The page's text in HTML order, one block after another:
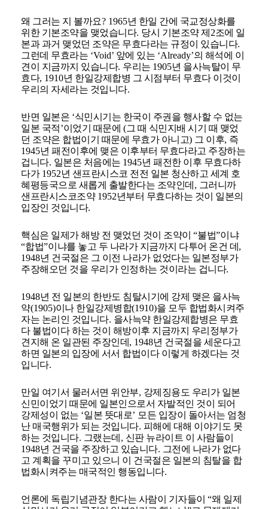
왜 그러는 지 볼까요? 1965년 한일 간에 국교정상화를
위한 기본조약을 맺었습니다. 당시 기본조약 제 2조에 일
본과 과거 맺었던 조약은 무효다라는 규정이 있습니다.
그런데 무효라는 ‘Void’ 앞에 있는 ‘Already’의 해석에 이
견이 지금까지 있습니다. 우리는 1905년 을사늑탈이 무
효다, 1910년 한일강제합병 그 시점부터 무효다 이것이
우리의 자세라는 것입니다.
반면 일본은 ‘식민시기는 한국이 주권을 행사할 수 없는
일본 국적’이었기 때문에 (그 때 식민지배 시기 때 맺었
던 조약은 합법이기 때문에 무효가 아니고) 그 이후, 즉
1945년 패전이후에 맺은 이후부터 무효다라고 주장하는
겁니다. 일본은 처음에는 1945년 패전한 이후 무효다하
다가 1952년 샌프란시스코 전전 일본 청산하고 세계 호
혜평등국으로 새롭게 출발한다는 조약인데 , 그러니까
샌프란시스코조약 1952년부터 무효다하는 것이 일본의
입장인 것입니다.
핵심은 일제가 해방 전 맺었던 것이 조약이“불법”이냐
“합법”이냐를 놓고 두 나라가 지금까지 다투어 온건 데 ,
1948년 건국절은 그 이전 나라가 없었다는 일본정부가
주장해오던 것을 우리가 인정하는 것이라는 겁니다.
1948년 전 일본의 한반도 침탈시기에 강제 맺은 을사늑
약(1905)이나 한일강제병합(1910)을 모두 합법화시켜주
자는 논리인 것입니다. 을사늑약 한일강제합병은 무효
다 불법이다 하는 것이 해방이후 지금까지 우리정부가
견지해 온 일관된 주장인데 , 1948년 건국절을 세운다고
하면 일본의 입장에 서서 합법이다 이렇게 하겠다는 것
입니다.
만일 여기서 물러서면 위안부, 강제징용도 우리가 일본
신민이었기 때문에 일본인으로서 자발적인 것이 되어
강제성이 없는 ‘일본 뜻대로’ 모든 입장이 돌아서는 엄청
난 매국행위가 되는 것입니다. 피해에 대해 이야기도 못
하는 것입니다. 그랬는데 , 신판 뉴라이트 이 사람들이
1948년 건국을 주장하고 있습니다. 그전에 나라가 없다
고 계획을 꾸미고 있으니 이 건국절은 일본의 침탈을 합
법화시켜주는 매국적인 행동입니다.
언론에 독립기념관장 한다는 사람이 기자들이“왜 일제